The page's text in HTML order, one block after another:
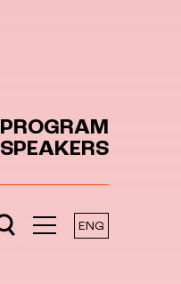
PROGRAM
SPEAKERS
ENG